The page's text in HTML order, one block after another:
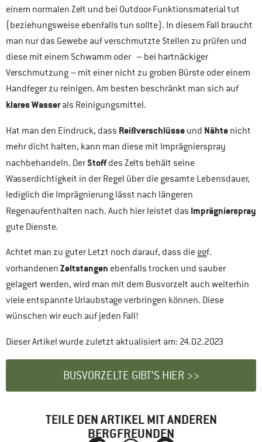
einem normalen Zelt und bei Outdoor-Funktionsmaterial tut
(beziehungsweise ebenfalls tun sollte). In diesem Fall braucht
man nur das Gewebe auf verschmutzte Stellen zu prüfen und
diese mit einem Schwamm oder – bei hartnäckiger
Verschmutzung – mit einer nicht zu groben Bürste oder einem
Handfeger zu reinigen. Am besten beschränkt man sich auf
klares Wasserals Reinigungsmittel.
Hat man den Eindruck, dass Reißverschlüsse und Nähte nicht
mehr dicht halten, kann man diese mit Imprägnierspray
nachbehandeln. DerStoffdes Zelts behält seine
Wasserdichtigkeit in der Regel über die gesamte Lebensdauer,
lediglich die Imprägnierung lässt nach längeren
Regenaufenthalten nach. Auch hier leistet das Imprägnierspray
gute Dienste.
Achtet man zu guter Letzt noch darauf, dass die ggf.
vorhandenen Zeltstangen ebenfalls trocken und sauber
gelagert werden, wird man mit dem Busvorzelt auch weiterhin
viele entspannte Urlaubstage verbringen können. Diese
wünschen wir euch auf jeden Fall!
Dieser Artikel wurde zuletzt aktualisiert am: 24.02.2023
BUSVORZELTE GIBT’S HIER >>
TEILE DEN ARTIKEL MIT ANDEREN
BERGFREUNDEN